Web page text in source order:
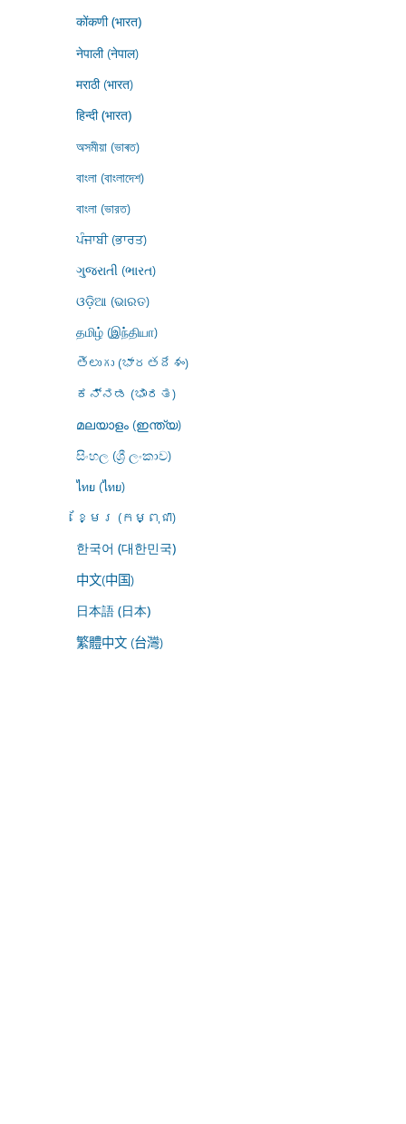
कोंकणी (भारत)
नेपाली (नेपाल)
मराठी (भारत)
हिन्दी (भारत)
অসমীয়া (ভাৰত)
বাংলা (বাংলাদেশ)
বাংলা (ভারত)
ਪੰਜਾਬੀ (ਭਾਰਤ)
ગુજરાતી (ભારત)
ଓଡ଼ିଆ (ଭାରତ)
தமிழ் (இந்தியா)
తెలుగు (భారతదేశం)
ಕನ್ನಡ (ಭಾರತ)
മലയാളം (ഇന്ത്യ)
සිංහල (ශ්‍රී ලංකාව)
ไทย (ไทย)
ខ្មែរ (កម្ពុជា)
한국어 (대한민국)
中文(中国)
日本語 (日本)
繁體中文 (台灣)